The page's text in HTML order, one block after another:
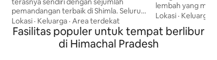
pemandangan terbaik di Shimla. Seluruh
tempat ini milik Anda secara eksklusif
saat Anda memesan, menawarkan
privasi dan kenyamanan penuh. Nikmati
bak mandi air panas pribadi, proyektor
Lokasi · Keluarga · Area terdekat
lembah yang
dilengkapi dapur
yang indah untuk
ruangan. Tempat
Lokasi · Keluarga
Fasilitas populer untuk tempat berlibur
di Himachal Pradesh